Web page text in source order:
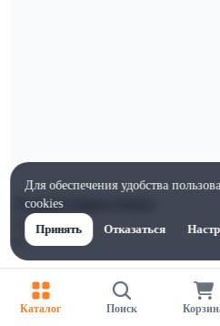
Характеристики
Ширина, мм
82
Высота, мм
Каталог Поиск
Для обеспечения удобства
cookies
Принять
Отказаться